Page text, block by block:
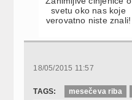
svetu oko nas koje
verovatno niste znali!
18/05/2015 11:57
TAGS: mesečeva riba